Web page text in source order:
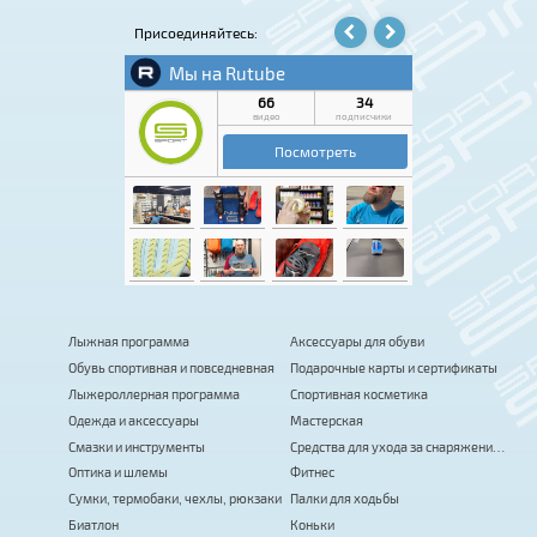
Лыжная программа
Обувь спортивная и повседневная
Лыжероллерная программа
Одежда и аксессуары
Смазки и инструменты
Оптика и шлемы
Сумки, термобаки, чехлы, рюкзаки
Биатлон
Аксессуары для обуви
Подарочные карты и сертификаты
Спортивная косметика
Мастерская
Средства для ухода за снаряжением
Фитнес
Палки для ходьбы
Коньки
Присоединяйтесь: